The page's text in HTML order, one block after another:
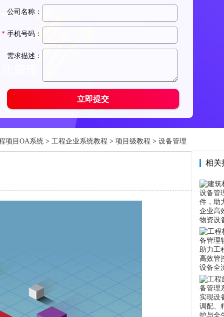
项目OA系统 > 工程企业系统教程 > 项目级教程 > 设备管理
相关